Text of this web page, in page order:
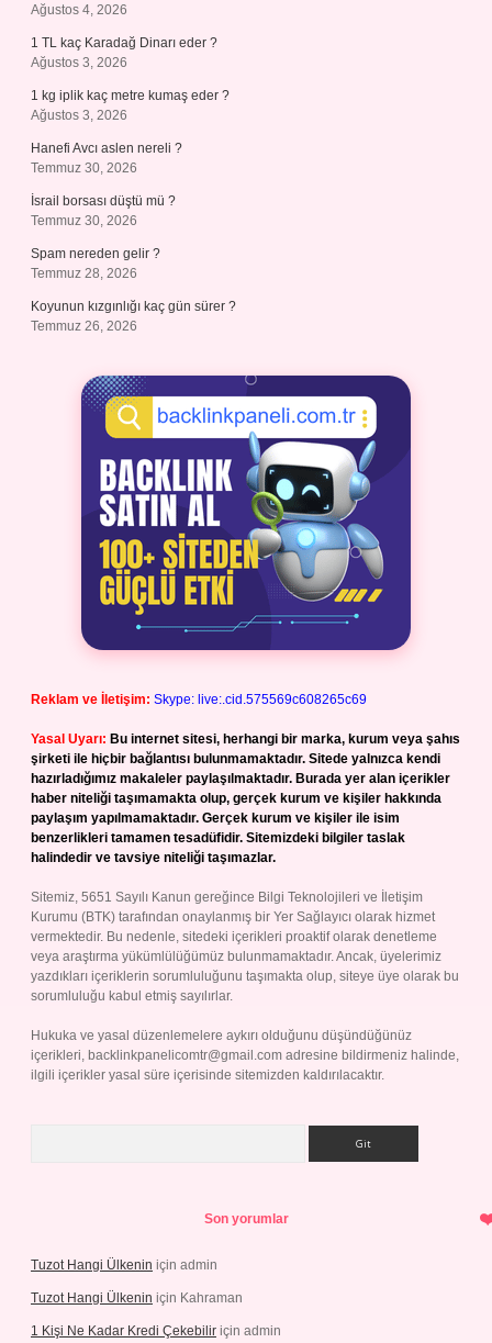
Ağustos 4, 2026
1 TL kaç Karadağ Dinarı eder ?
Ağustos 3, 2026
1 kg iplik kaç metre kumaş eder ?
Ağustos 3, 2026
Hanefi Avcı aslen nereli ?
Temmuz 30, 2026
İsrail borsası düştü mü ?
Temmuz 30, 2026
Spam nereden gelir ?
Temmuz 28, 2026
Koyunun kızgınlığı kaç gün sürer ?
Temmuz 26, 2026
Reklam ve İletişim: Skype: live:.cid.575569c608265c69
Yasal Uyarı: Bu internet sitesi, herhangi bir marka, kurum veya şahıs
şirketi ile hiçbir bağlantısı bulunmamaktadır. Sitede yalnızca kendi
hazırladığımız makaleler paylaşılmaktadır. Burada yer alan içerikler
haber niteliği taşımamakta olup, gerçek kurum ve kişiler hakkında
paylaşım yapılmamaktadır. Gerçek kurum ve kişiler ile isim
benzerlikleri tamamen tesadüfidir. Sitemizdeki bilgiler taslak
halindedir ve tavsiye niteliği taşımazlar.
Sitemiz, 5651 Sayılı Kanun gereğince Bilgi Teknolojileri ve İletişim
Kurumu (BTK) tarafından onaylanmış bir Yer Sağlayıcı olarak hizmet
vermektedir. Bu nedenle, sitedeki içerikleri proaktif olarak denetleme
veya araştırma yükümlülüğümüz bulunmamaktadır. Ancak, üyelerimiz
yazdıkları içeriklerin sorumluluğunu taşımakta olup, siteye üye olarak bu
sorumluluğu kabul etmiş sayılırlar.
Hukuka ve yasal düzenlemelere aykırı olduğunu düşündüğünüz
içerikleri, backlinkpanelicomtr@gmail.com adresine bildirmeniz halinde,
ilgili içerikler yasal süre içerisinde sitemizden kaldırılacaktır.
Son yorumlar
Tuzot Hangi Ülkenin için admin
Tuzot Hangi Ülkenin için Kahraman
1 Kişi Ne Kadar Kredi Çekebilir için admin